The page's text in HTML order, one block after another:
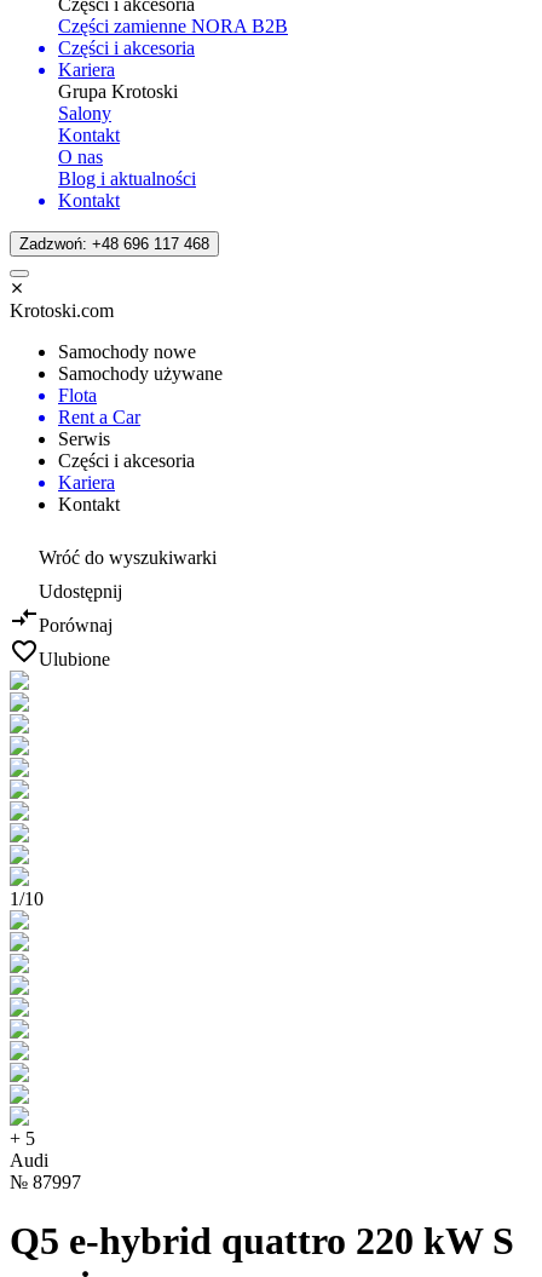
Części i akcesoria
Części zamienne NORA B2B
Części i akcesoria
Kariera
Grupa Krotoski
Salony
Kontakt
O nas
Blog i aktualności
Kontakt
Zadzwoń: +48 696 117 468
Krotoski.com
Samochody nowe
Samochody używane
Flota
Rent a Car
Serwis
Części i akcesoria
Kariera
Kontakt
Wróć do wyszukiwarki
Udostępnij
Porównaj
Ulubione
1/10
+ 5
Audi
№ 87997
Q5 e-hybrid quattro 220 kW S